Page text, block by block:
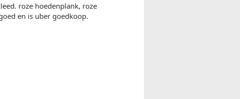
roze hoedenplank, roze
en is uber goedkoop.